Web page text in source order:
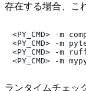
存在する場合、こ
<PY_CMD> -m
<PY_CMD> -m
<PY_CMD> -m
ランタイムチェッ